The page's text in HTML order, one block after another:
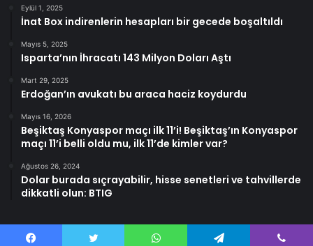
Eylül 1, 2025
İnat Box indirenlerin hesapları bir gecede boşaltıldı
Mayıs 5, 2025
Isparta’nın İhracatı 143 Milyon Doları Aştı
Mart 29, 2025
Erdoğan’ın avukatı bu araca haciz koydurdu
Mayıs 16, 2026
Beşiktaş Konyaspor maçı ilk 11’i! Beşiktaş’ın Konyaspor
maçı 11’i belli oldu mu, ilk 11’de kimler var?
Ağustos 26, 2024
Dolar burada sıçrayabilir, hisse senetleri ve tahvillerde
dikkatli olun: BTIG